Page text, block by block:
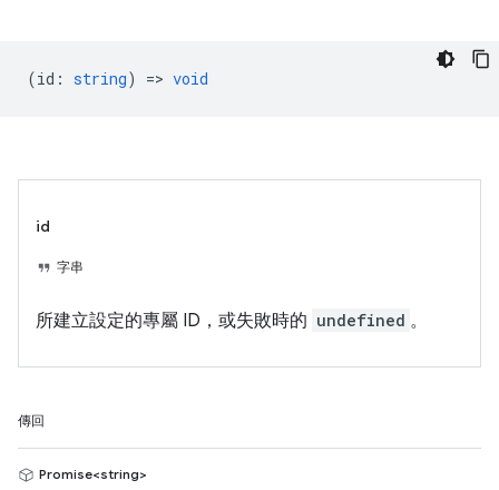
(id : string) => void
id
字串
所建立設定的專屬 ID，或失敗時的 undefined 。
傳回
Promise<string>